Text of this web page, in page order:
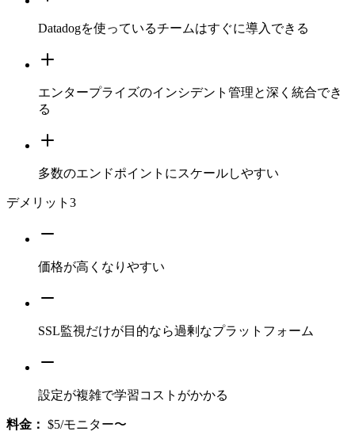
Datadogを使っているチームはすぐに導入できる
エンタープライズのインシデント管理と深く統合でき
る
多数のエンドポイントにスケールしやすい
デメリット 3
価格が高くなりやすい
SSL監視だけが目的なら過剰なプラットフォーム
設定が複雑で学習コストがかかる
料金： $5/モニター〜